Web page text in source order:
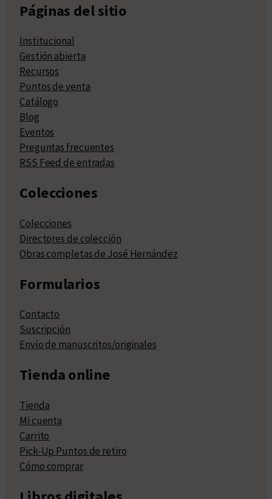
Páginas del sitio
Institucional
Gestión abierta
Recursos
Puntos de venta
Catálogo
Blog
Eventos
Preguntas frecuentes
RSS Feed de entradas
Colecciones
Colecciones
Directores de colección
Obras completas de José Hernández
Formularios
Contacto
Suscripción
Envío de manuscritos/originales
Tienda online
Tienda
Mi cuenta
Carrito
Pick-Up Puntos de retiro
Cómo comprar